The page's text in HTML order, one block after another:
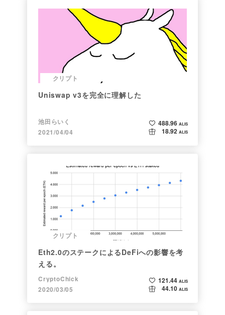
クリプト
Uniswap v3を完全に理解した
池田らいく
2021/04/04
488.96 ALIS
18.92 ALIS
クリプト
Eth2.0のステークによるDeFiへの影響を考
える。
CryptoChick
2020/03/05
121.44 ALIS
44.10 ALIS